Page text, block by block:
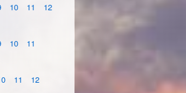
10 11 12
10 11
11 12